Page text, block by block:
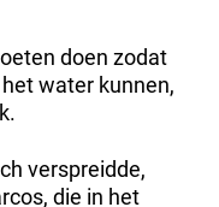
doen zodat
water kunnen,
verspreidde,
die in het